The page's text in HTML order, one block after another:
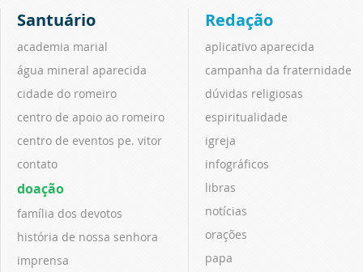
Santuário
academia marial
água mineral aparecida
cidade do romeiro
centro de apoio ao romeiro
centro de eventos pe. vitor
contato
doação
família dos devotos
história de nossa senhora
imprensa
Redação
aplicativo aparecida
campanha da fraternidade
dúvidas religiosas
espiritualidade
igreja
infográficos
libras
notícias
orações
papa